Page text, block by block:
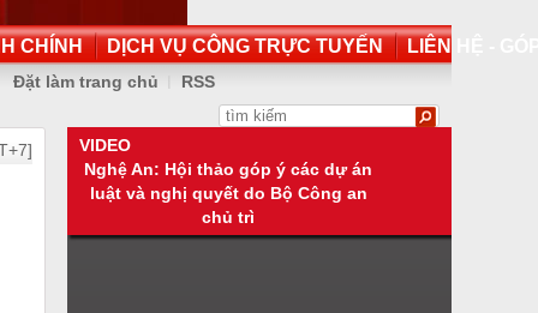
CHÍNH DỊCH VỤ CÔNG TRỰC TUYẾN LIÊN HỆ -
Đặt làm trang chủ RSS
VIDEO
Nghệ An: Hội thảo góp ý các dự án
luật và nghị quyết do Bộ Công an
chủ trì